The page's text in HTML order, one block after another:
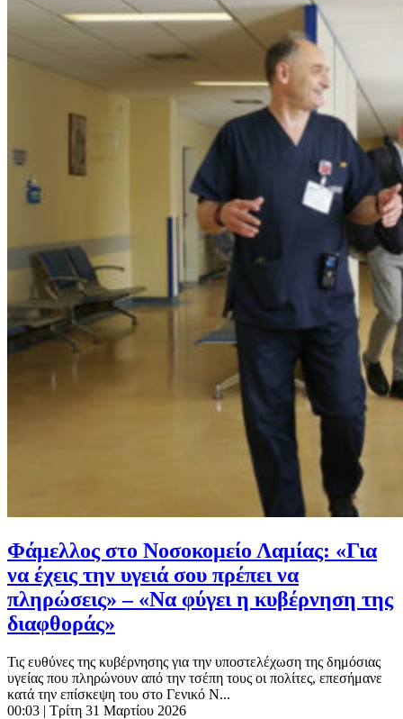
Φάμελλος στο Νοσοκομείο Λαμίας: «Για
να έχεις την υγειά σου πρέπει να
πληρώσεις» – «Να φύγει η κυβέρνηση της
διαφθοράς»
Τις ευθύνες της κυβέρνησης για την υποστελέχωση της δημόσιας
υγείας που πληρώνουν από την τσέπη τους οι πολίτες, επεσήμανε
κατά την επίσκεψη του στο Γενικό Ν...
00:03 | Τρίτη 31 Μαρτίου 2026